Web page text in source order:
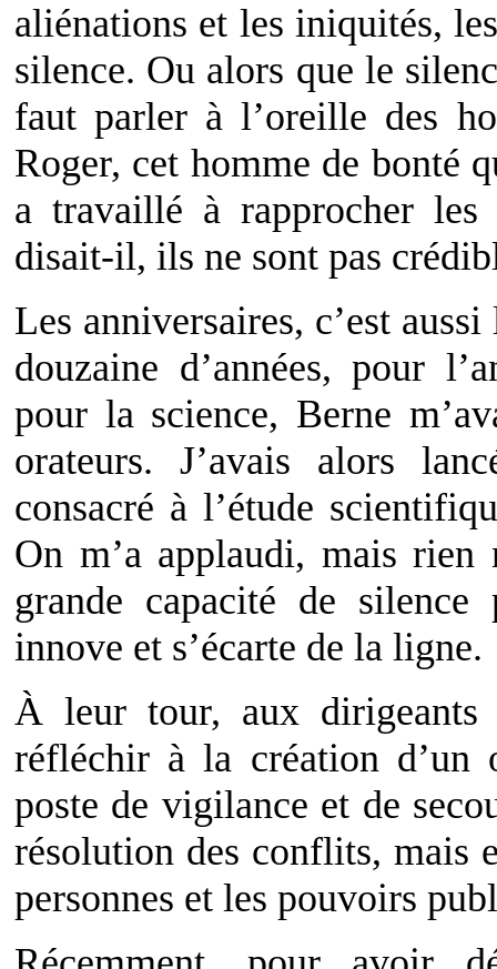
aliénations et les iniquités,
silence. Ou alors que le
faut parler à l’oreille des
Roger, cet homme de bonté
a travaillé à rapprocher
disait-il, ils ne sont pas
Les anniversaires, c’est
douzaine d’années, pour
pour la science, Berne
orateurs. J’avais alors
consacré à l’étude
On m’a applaudi, mais
grande capacité de
innove et s’écarte de la ligne.
À leur tour, aux dirigeants
réfléchir à la création d’un
poste de vigilance et de
résolution des conflits, mais
personnes et les pouvoirs